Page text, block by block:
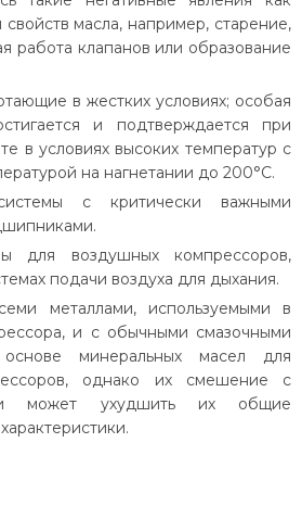
масла, например, старение,
работа клапанов или образование
в жестких условиях; особая
и подтверждается при
в условиях высоких температур с
на нагнетании до 200°C.
с критически важными
для воздушных компрессоров,
подачи воздуха для дыхания.
металлами, используемыми в
и с обычными смазочными
минеральных масел для
однако их смешение с
может ухудшить их общие